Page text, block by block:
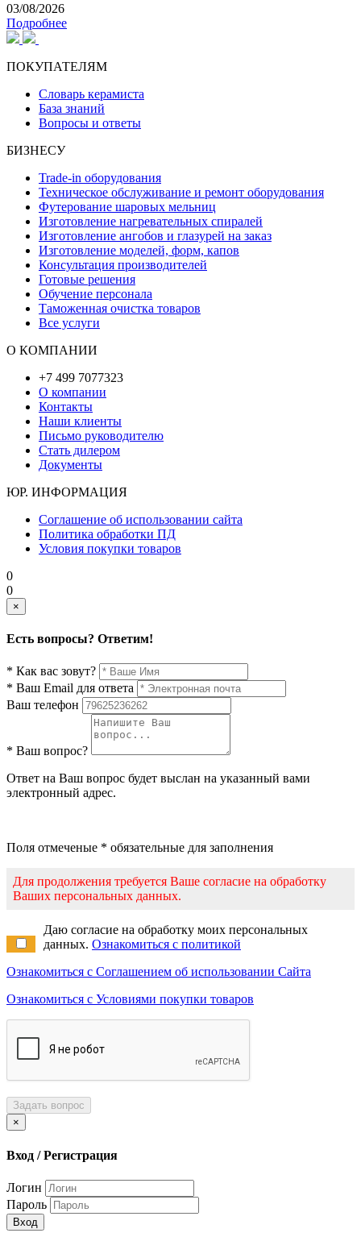
03/08/2026
Подробнее
ПОКУПАТЕЛЯМ
Словарь керамиста
База знаний
Вопросы и ответы
БИЗНЕСУ
Trade-in оборудования
Техническое обслуживание и ремонт оборудования
Футерование шаровых мельниц
Изготовление нагревательных спиралей
Изготовление ангобов и глазурей на заказ
Изготовление моделей, форм, капов
Консультация производителей
Готовые решения
Обучение персонала
Таможенная очистка товаров
Все услуги
О КОМПАНИИ
+7 499 7077323
О компании
Контакты
Наши клиенты
Письмо руководителю
Стать дилером
Документы
ЮР. ИНФОРМАЦИЯ
Соглашение об использовании сайта
Политика обработки ПД
Условия покупки товаров
0
0
×
Есть вопросы? Ответим!
* Как вас зовут?
* Ваш Email для ответа
Ваш телефон
* Ваш вопрос?
Ответ на Ваш вопрос будет выслан на указанный вами
электронный адрес.
Поля отмеченые * обязательные для заполнения
Для продолжения требуется Ваше согласие на обработку
Ваших персональных данных.
Даю согласие на обработку моих персональных
данных. Ознакомиться с политикой
Ознакомиться с Соглашением об использовании Сайта
Ознакомиться с Условиями покупки товаров
Задать вопрос
×
Вход / Регистрация
Логин
Пароль
Вход